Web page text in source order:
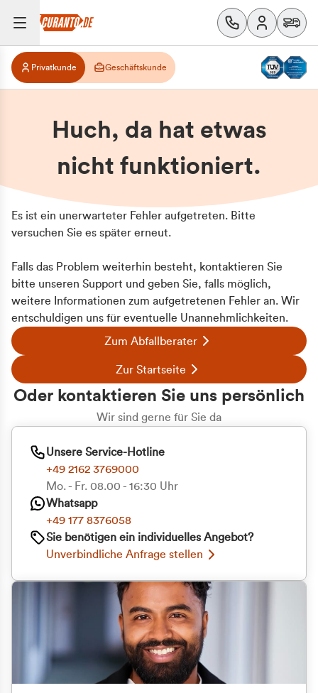
Privatkunde Geschäftskunde
Huch, da hat etwas
nicht funktioniert.
Es ist ein unerwarteter Fehler aufgetreten. Bitte
versuchen Sie es später erneut.
Falls das Problem weiterhin besteht, kontaktieren Sie
bitte unseren Support und geben Sie, falls möglich,
weitere Informationen zum aufgetretenen Fehler an. Wir
entschuldigen uns für eventuelle Unannehmlichkeiten.
Zum Abfallberater
Zur Startseite
Oder kontaktieren Sie uns persönlich
Wir sind gerne für Sie da
Unsere Service-Hotline
+49 2162 3769000
Mo. - Fr. 08.00 - 16:30 Uhr
Whatsapp
+49 177 8376058
Sie benötigen ein individuelles Angebot?
Unverbindliche Anfrage stellen